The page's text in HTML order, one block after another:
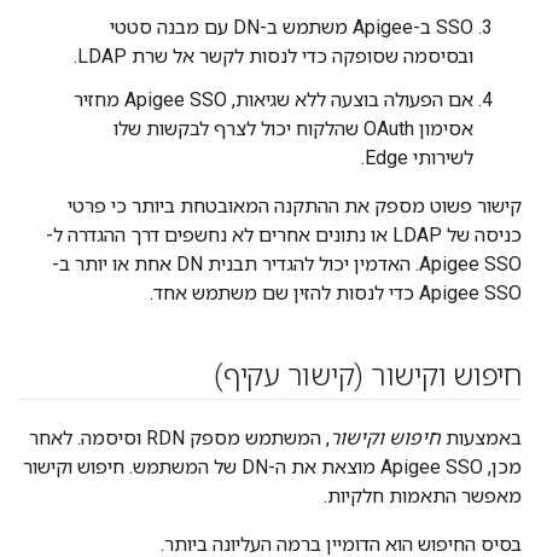
SSO ב-Apigee משתמש ב-DN עם מבנה סטטי
ובסיסמה שסופקה כדי לנסות לקשר אל שרת LDAP.
אם הפעולה בוצעה ללא שגיאות, Apigee SSO מחזיר
אסימון OAuth שהלקוח יכול לצרף לבקשות שלו
לשירותי Edge.
קישור פשוט מספק את ההתקנה המאובטחת ביותר כי פרטי
כניסה של LDAP או נתונים אחרים לא נחשפים דרך ההגדרה ל-
Apigee SSO. האדמין יכול להגדיר תבנית DN אחת או יותר ב-
Apigee SSO כדי לנסות להזין שם משתמש אחד.
חיפוש וקישור (קישור עקיף)
באמצעותחיפוש וקישור
, המשתמש מספק RDN וסיסמה. לאחר
מכן, Apigee SSO מוצאת את ה-DN של המשתמש. חיפוש וקישור
מאפשר התאמות חלקיות.
בסיס החיפוש הוא הדומיין ברמה העליונה ביותר.